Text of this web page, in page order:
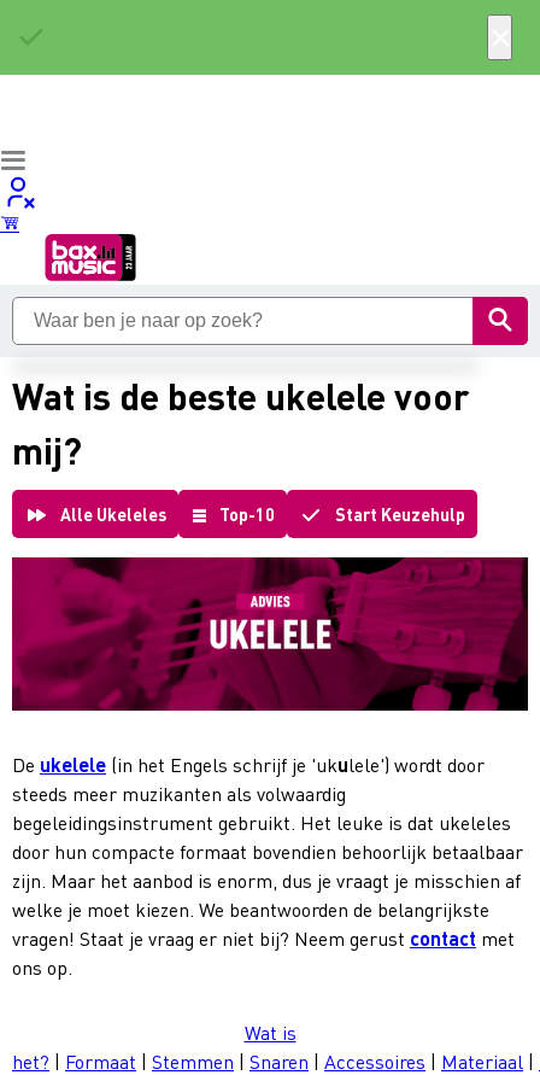
Wat is de beste ukelele voor
mij?
Alle Ukeleles Top-10 Start Keuzehulp
De ukelele (in het Engels schrijf je 'ukulele') wordt door
steeds meer muzikanten als volwaardig
begeleidingsinstrument gebruikt. Het leuke is dat ukeleles
door hun compacte formaat bovendien behoorlijk betaalbaar
zijn. Maar het aanbod is enorm, dus je vraagt je misschien af
welke je moet kiezen. We beantwoorden de belangrijkste
vragen! Staat je vraag er niet bij? Neem gerust contact met
ons op.
Wat is
het? | Formaat | Stemmen | Snaren | Accessoires | Materiaal |